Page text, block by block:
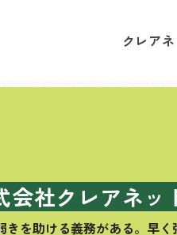
クレア
会社クレアネッ
きを助ける義務がある。 早く